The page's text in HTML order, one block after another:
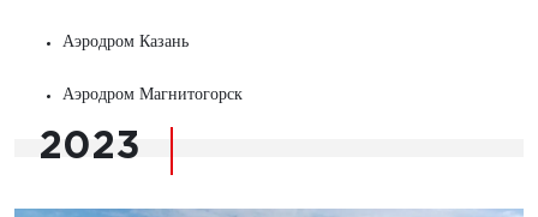
Аэродром Казань
Аэродром Магнитогорск
2023